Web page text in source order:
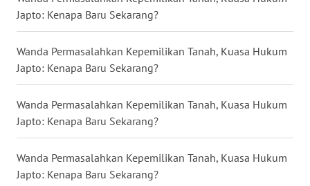
Japto: Kenapa Baru Sekarang?
Wanda Permasalahkan Kepemilikan Tanah, Kuasa Hukum
Japto: Kenapa Baru Sekarang?
Wanda Permasalahkan Kepemilikan Tanah, Kuasa Hukum
Japto: Kenapa Baru Sekarang?
Wanda Permasalahkan Kepemilikan Tanah, Kuasa Hukum
Japto: Kenapa Baru Sekarang?
WN
NUSANTARA
WN
JOGJA
WN
WN